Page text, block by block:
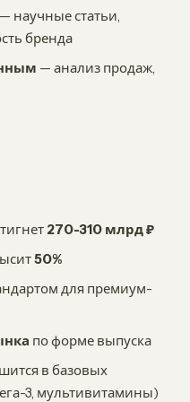
— научные статьи,
бренда
— анализ продаж,
270-310 млрд ₽
50%
для премиум-
по форме выпуска
в базовых
3, мультивитамины)